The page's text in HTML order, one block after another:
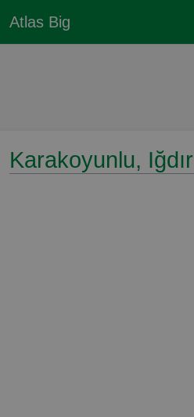
Atlas Big
Karakoyunlu, Iğdır